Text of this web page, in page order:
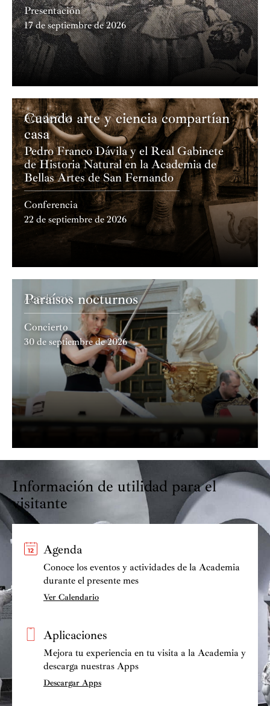
Presentación
17 de septiembre de 2026
Academia
Cuando arte y ciencia compartían
casa
Pedro Franco Dávila y el Real Gabinete
de Historia Natural en la Academia de
Bellas Artes de San Fernando
Conferencia
22 de septiembre de 2026
Academia
Paraísos nocturnos
Concierto
30 de septiembre de 2026
Información de utilidad para el
visitante
Agenda
Conoce los eventos y actividades de la Academia
durante el presente mes
Ver Calendario
Aplicaciones
Mejora tu experiencia en tu visita a la Academia y
descarga nuestras Apps
Descargar Apps